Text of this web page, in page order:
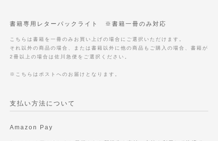
書籍専用レターパックライト ※書籍一冊のみ対応
こちらは書籍を一冊のみお買い上げの場合にご選択いただけます。
それ以外の商品の場合、または書籍以外に他の商品もご購入の場合、書籍が
2冊以上の場合は佐川急便をご選択ください。
※こちらはポストへのお届けとなります。
支払い方法について
Amazon Pay